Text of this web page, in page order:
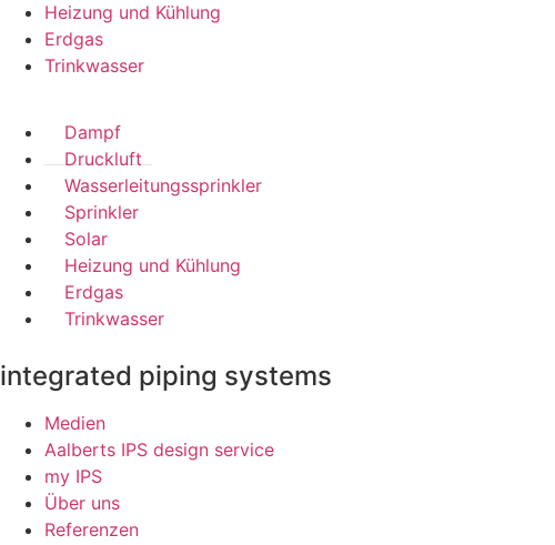
Heizung und Kühlung
Erdgas
Trinkwasser
Dampf
Druckluft
Wasserleitungssprinkler
Sprinkler
Solar
Heizung und Kühlung
Erdgas
Trinkwasser
integrated piping systems
Medien
Aalberts IPS design service
my IPS
Über uns
Referenzen